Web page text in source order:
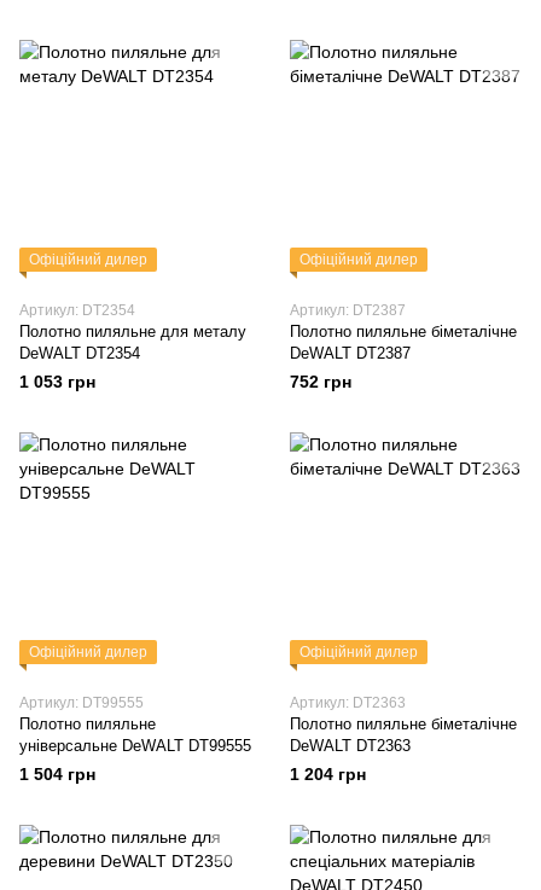
Офіційний дилер
Артикул: DT2354
Полотно пиляльне для металу
DeWALT DT2354
1 053 грн
Офіційний дилер
Артикул: DT2387
Полотно пиляльне біметалічне
DeWALT DT2387
752 грн
Офіційний дилер
Артикул: DT99555
Полотно пиляльне
універсальне DeWALT DT99555
1 504 грн
Офіційний дилер
Артикул: DT2363
Полотно пиляльне біметалічне
DeWALT DT2363
1 204 грн